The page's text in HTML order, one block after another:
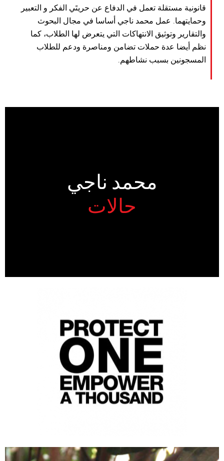
قانونية مستقلة تعمل في الدفاع عن حريتَي الفكر و التعبير
وحمايتهما. عمل محمد ناجي أساسا في مجال البحوث
والتقارير وتوثيق الانتهاكات التي يتعرض لها الطلاب، كما
نظم أيضا عدة حملات تضامن ومناصرة ودعم للطلاب
المسجونين بسبب نشاطهم.
محمد ناجي
حالات